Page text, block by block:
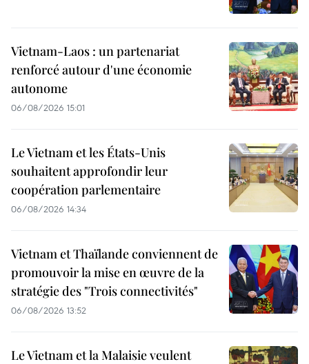
Vietnam-Laos : un partenariat
renforcé autour d'une économie
autonome
06/08/2026 15:01
Le Vietnam et les États-Unis
souhaitent approfondir leur
coopération parlementaire
06/08/2026 14:34
Vietnam et Thaïlande conviennent de
promouvoir la mise en œuvre de la
stratégie des "Trois connectivités"
06/08/2026 13:52
Le Vietnam et la Malaisie veulent